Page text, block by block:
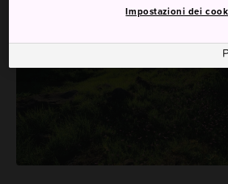
Impostazioni dei